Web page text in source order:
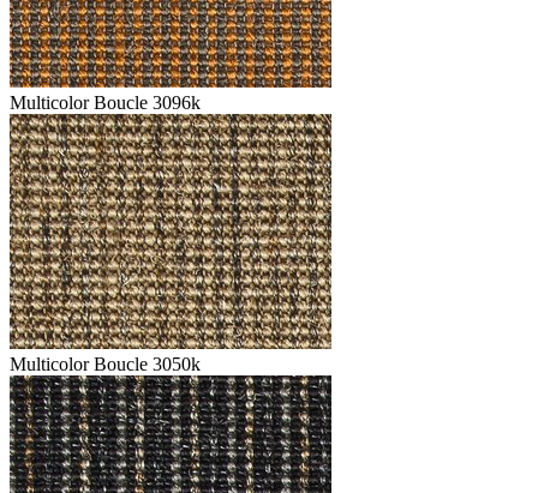
Multicolor Boucle 3096k
Multicolor Boucle 3050k